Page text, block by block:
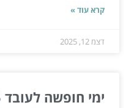
קרא עוד »
דצמ 12, 2025